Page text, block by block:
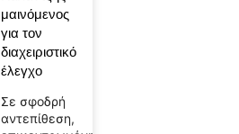
μαινόμενος
για τον
διαχειριστικό
έλεγχο
Σε σφοδρή
αντεπίθεση,